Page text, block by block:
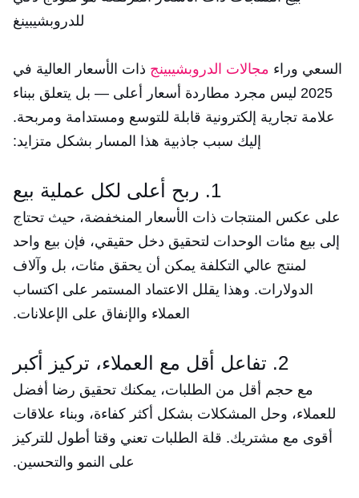
السعي وراء مجالات الدروبشيبينج ذات الأسعار العالية في
2025 ليس مجرد مطاردة أسعار أعلى — بل يتعلق ببناء
علامة تجارية إلكترونية قابلة للتوسع ومستدامة ومربحة.
إليك سبب جاذبية هذا المسار بشكل متزايد:
1. ربح أعلى لكل عملية بيع
على عكس المنتجات ذات الأسعار المنخفضة، حيث تحتاج
إلى بيع مئات الوحدات لتحقيق دخل حقيقي، فإن بيع واحد
لمنتج عالي التكلفة يمكن أن يحقق مئات، بل وآلاف
الدولارات. وهذا يقلل الاعتماد المستمر على اكتساب
العملاء والإنفاق على الإعلانات.
2. تفاعل أقل مع العملاء، تركيز أكبر
مع حجم أقل من الطلبات، يمكنك تحقيق رضا أفضل
للعملاء، وحل المشكلات بشكل أكثر كفاءة، وبناء علاقات
أقوى مع مشتريك. قلة الطلبات تعني وقتا أطول للتركيز
على النمو والتحسين.